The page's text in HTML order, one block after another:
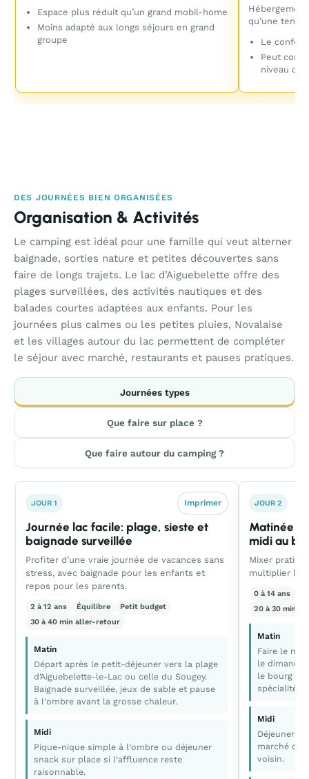
Espace plus réduit qu’un grand mobil-home
Moins adapté aux longs séjours en grand
groupe
qu’une tente
Le confort
Peut
niveau
DES JOURNÉES BIEN ORGANISÉES
Organisation & Activités
Le camping est idéal pour une famille qui veut alterner
baignade, sorties nature et petites découvertes sans
faire de longs trajets. Le lac d’Aiguebelette offre des
plages surveillées, des activités nautiques et des
balades courtes adaptées aux enfants. Pour les
journées plus calmes ou les petites pluies, Novalaise
et les villages autour du lac permettent de compléter
le séjour avec marché, restaurants et pauses pratiques.
Journées types
Que faire sur place ?
Que faire autour du camping ?
JOUR 1 Imprimer
Journée lac facile: plage, sieste et
baignade surveillée
Profiter d’une vraie journée de vacances sans
stress, avec baignade pour les enfants et
repos pour les parents.
2 à 12 ans Équilibre
Petit budget
30 à 40 min aller-retour
Matin
Départ après le petit-déjeuner vers la plage
d’Aiguebelette-le-Lac ou celle du Sougey.
Baignade surveillée, jeux de sable et pause
à l’ombre avant la grosse chaleur.
Midi
Pique-nique simple à l’ombre ou déjeuner
snack sur place si l’affluence reste
raisonnable.
JOUR 2
Matinée
midi au
Mixer
multiplier les
0 à 14 ans
20 à 30 min
Matin
Faire le
le
le bourg
spécialités
Midi
Déjeuner
marché ou
voisin.